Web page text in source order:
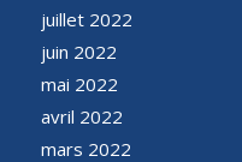
juillet 2022
juin 2022
mai 2022
avril 2022
mars 2022